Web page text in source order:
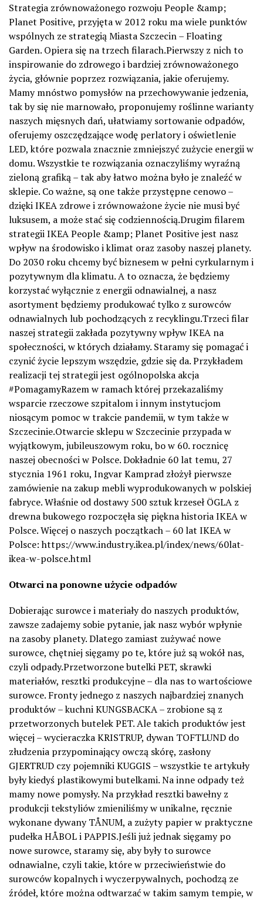
Strategia zrównoważonego rozwoju People &amp;
Planet Positive, przyjęta w 2012 roku ma wiele punktów
wspólnych ze strategią Miasta Szczecin – Floating
Garden. Opiera się na trzech filarach.Pierwszy z nich to
inspirowanie do zdrowego i bardziej zrównoważonego
życia, głównie poprzez rozwiązania, jakie oferujemy.
Mamy mnóstwo pomysłów na przechowywanie jedzenia,
tak by się nie marnowało, proponujemy roślinne warianty
naszych mięsnych dań, ułatwiamy sortowanie odpadów,
oferujemy oszczędzające wodę perlatory i oświetlenie
LED, które pozwala znacznie zmniejszyć zużycie energii w
domu. Wszystkie te rozwiązania oznaczyliśmy wyraźną
zieloną grafiką – tak aby łatwo można było je znaleźć w
sklepie. Co ważne, są one także przystępne cenowo –
dzięki IKEA zdrowe i zrównoważone życie nie musi być
luksusem, a może stać się codziennością.Drugim filarem
strategii IKEA People &amp; Planet Positive jest nasz
wpływ na środowisko i klimat oraz zasoby naszej planety.
Do 2030 roku chcemy być biznesem w pełni cyrkularnym i
pozytywnym dla klimatu. A to oznacza, że będziemy
korzystać wyłącznie z energii odnawialnej, a nasz
asortyment będziemy produkować tylko z surowców
odnawialnych lub pochodzących z recyklingu.Trzeci filar
naszej strategii zakłada pozytywny wpływ IKEA na
społeczności, w których działamy. Staramy się pomagać i
czynić życie lepszym wszędzie, gdzie się da. Przykładem
realizacji tej strategii jest ogólnopolska akcja
#PomagamyRazem w ramach której przekazaliśmy
wsparcie rzeczowe szpitalom i innym instytucjom
niosącym pomoc w trakcie pandemii, w tym także w
Szczecinie.Otwarcie sklepu w Szczecinie przypada w
wyjątkowym, jubileuszowym roku, bo w 60. rocznicę
naszej obecności w Polsce. Dokładnie 60 lat temu, 27
stycznia 1961 roku, Ingvar Kamprad złożył pierwsze
zamówienie na zakup mebli wyprodukowanych w polskiej
fabryce. Właśnie od dostawy 500 sztuk krzeseł ÖGLA z
drewna bukowego rozpoczęła się piękna historia IKEA w
Polsce. Więcej o naszych początkach – 60 lat IKEA w
Polsce: https://www.industry.ikea.pl/index/news/60lat-
ikea-w-polsce.html
Otwarci na ponowne użycie odpadów
Dobierając surowce i materiały do naszych produktów,
zawsze zadajemy sobie pytanie, jak nasz wybór wpłynie
na zasoby planety. Dlatego zamiast zużywać nowe
surowce, chętniej sięgamy po te, które już są wokół nas,
czyli odpady.Przetworzone butelki PET, skrawki
materiałów, resztki produkcyjne – dla nas to wartościowe
surowce. Fronty jednego z naszych najbardziej znanych
produktów – kuchni KUNGSBACKA – zrobione są z
przetworzonych butelek PET. Ale takich produktów jest
więcej – wycieraczka KRISTRUP, dywan TOFTLUND do
złudzenia przypominający owczą skórę, zasłony
GJERTRUD czy pojemniki KUGGIS – wszystkie te artykuły
były kiedyś plastikowymi butelkami. Na inne odpady też
mamy nowe pomysły. Na przykład resztki bawełny z
produkcji tekstyliów zmieniliśmy w unikalne, ręcznie
wykonane dywany TÅNUM, a zużyty papier w praktyczne
pudełka HÅBOL i PAPPIS.Jeśli już jednak sięgamy po
nowe surowce, staramy się, aby były to surowce
odnawialne, czyli takie, które w przeciwieństwie do
surowców kopalnych i wyczerpywalnych, pochodzą ze
źródeł, które można odtwarzać w takim samym tempie, w